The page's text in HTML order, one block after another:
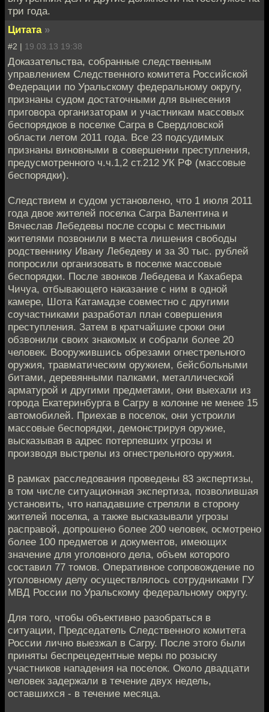
три года.
Цитата »
#2 | 19.03.13 19:38
Доказательства, собранные следственным
управлением Следственного комитета Российской
Федерации по Уральскому федеральному округу,
признаны судом достаточными для вынесения
приговора организаторам и участникам массовых
беспорядков в поселке Сагра в Свердловской
области летом 2011 года. Все 23 подсудимых
признаны виновными в совершении преступления,
предусмотренного ч.ч.1,2 ст.212 УК РФ (массовые
беспорядки).
Следствием и судом установлено, что 1 июля 2011
года двое жителей поселка Сагра Валентина и
Вячеслав Лебедевы после ссоры с местными
жителями позвонили в места лишения свободы
родственнику Ивану Лебедеву и за 30 тыс. рублей
попросили организовать в поселке массовые
беспорядки. После звонков Лебедева и Кахабера
Чичуа, отбывающего наказание с ним в одной
камере, Шота Катамадзе совместно с другими
соучастниками разработал план совершения
преступления. Затем в кратчайшие сроки они
обзвонили своих знакомых и собрали более 20
человек. Вооружившись обрезами огнестрельного
оружия, травматическим оружием, бейсбольными
битами, деревянными палками, металлической
арматурой и другими предметами, они выехали из
города Екатеринбурга в Сагру в колонне не менее 15
автомобилей. Приехав в поселок, они устроили
массовые беспорядки, демонстрируя оружие,
высказывая в адрес потерпевших угрозы и
производя выстрелы из огнестрельного оружия.
В рамках расследования проведены 83 экспертизы,
в том числе ситуационная экспертиза, позволившая
установить, что нападавшие стреляли в сторону
жителей поселка, а также высказывали угрозы
расправой, допрошено более 200 человек, осмотрено
более 100 предметов и документов, имеющих
значение для уголовного дела, объем которого
составил 77 томов. Оперативное сопровождение по
уголовному делу осуществлялось сотрудниками ГУ
МВД России по Уральскому федеральному округу.
Для того, чтобы объективно разобраться в
ситуации, Председатель Следственного комитета
России лично выезжал в Сагру. После этого были
приняты беспрецедентные меры по розыску
участников нападения на поселок. Около двадцати
человек задержали в течение двух недель,
оставшихся - в течение месяца.